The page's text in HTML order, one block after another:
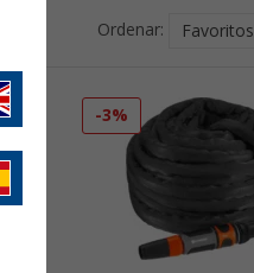
Ordenar:
-3%